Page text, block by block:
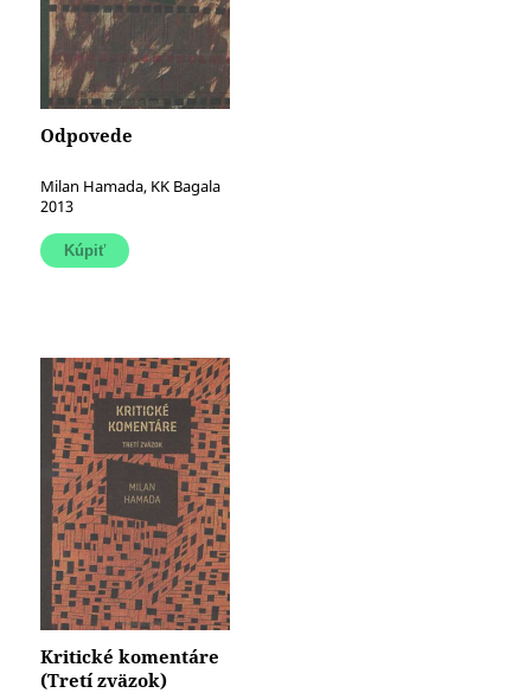
Odpovede
Milan Hamada, KK Bagala
2013
Kritické komentáre
(Tretí zväzok)